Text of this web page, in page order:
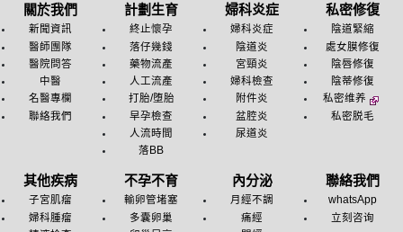
關於我們
新聞資訊
醫師團隊
醫院問答
中醫
名醫專欄
聯絡我們
計劃生育
終止懷孕
落仔幾錢
藥物流產
人工流產
打胎/堕胎
早孕檢查
人流時間
落BB
婦科炎症
婦科炎症
陰道炎
宮頸炎
婦科檢查
附件炎
盆腔炎
尿道炎
私密修復
陰道緊縮
處女膜修復
陰唇修復
陰蒂修復
私密维养
私密脱毛
其他疾病
子宮肌瘤
婦科腫瘤
不孕不育
輸卵管堵塞
多囊卵巢
內分泌
月經不調
痛經
聯絡我們
whatsApp
立刻咨询